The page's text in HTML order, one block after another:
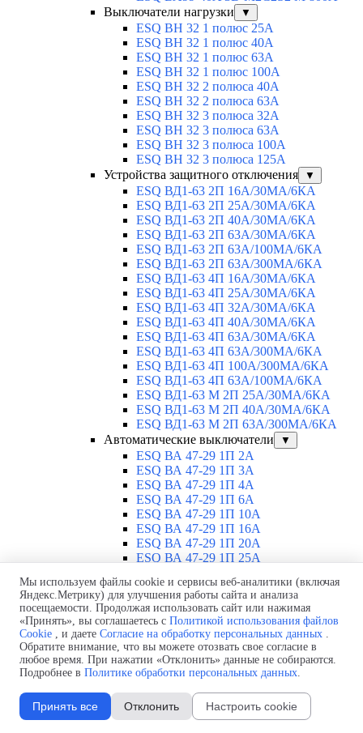
Выключатели нагрузки
▼
ESQ ВН 32 1 полюс 25А
ESQ ВН 32 1 полюс 40А
ESQ ВН 32 1 полюс 63А
ESQ ВН 32 1 полюс 100A
ESQ ВН 32 2 полюса 40А
ESQ ВН 32 2 полюса 63А
ESQ ВН 32 3 полюса 32А
ESQ ВН 32 3 полюса 63А
ESQ ВН 32 3 полюса 100А
ESQ ВН 32 3 полюса 125А
Устройства защитного отключения
▼
ESQ ВД1-63 2П 16А/30МА/6КА
ESQ ВД1-63 2П 25А/30МА/6КА
ESQ ВД1-63 2П 40А/30МА/6КА
ESQ ВД1-63 2П 63А/30МА/6КА
ESQ ВД1-63 2П 63А/100МА/6КА
ESQ ВД1-63 2П 63А/300МА/6КА
ESQ ВД1-63 4П 16А/30МА/6КА
ESQ ВД1-63 4П 25А/30МА/6КА
ESQ ВД1-63 4П 32А/30МА/6КА
ESQ ВД1-63 4П 40А/30МА/6КА
ESQ ВД1-63 4П 63А/30МА/6КА
ESQ ВД1-63 4П 63А/300МА/6КА
ESQ ВД1-63 4П 100А/300МА/6КА
ESQ ВД1-63 4П 63А/100MA/6КА
ESQ ВД1-63 M 2П 25А/30МА/6КА
ESQ ВД1-63 M 2П 40А/30МА/6КА
ESQ ВД1-63 M 2П 63А/300МА/6КА
Автоматические выключатели
▼
ESQ ВА 47-29 1П 2А
ESQ ВА 47-29 1П 3А
ESQ ВА 47-29 1П 4А
ESQ ВА 47-29 1П 6А
ESQ ВА 47-29 1П 10А
ESQ ВА 47-29 1П 16А
ESQ ВА 47-29 1П 20А
ESQ ВА 47-29 1П 25А
ESQ ВА 47-29 1П 40А
ESQ ВА 47-29 1П 50А
ESQ ВА 47-29 1П 63А
ESQ ВА 47-29 2П 1А
ESQ ВА 47-29 2П 2А
ESQ ВА 47-29 2П 3А
ESQ ВА 47-29 2П 4А
ESQ ВА 47-29 2П 6А
ESQ ВА 47-29 2П 10А
ESQ ВА 47-29 2П 16А
Мы используем файлы cookie и сервисы веб-аналитики (включая
Яндекс.Метрику) для улучшения работы сайта и анализа
посещаемости. Продолжая использовать сайт или нажимая
«Принять», вы соглашаетесь с Политикой использования файлов
Cookie , и даете Согласие на обработку персональных данных .
Обратите внимание, что вы можете отозвать свое согласие в
любое время. При нажатии «Отклонить» данные не собираются.
Подробнее в Политике обработки персональных данных.
Принять все Отклонить Настроить cookie